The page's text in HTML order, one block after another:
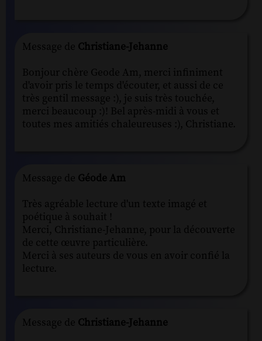
Message de Christiane-Jehanne
Bonjour chère Geode Am, merci infiniment
d'avoir pris le temps d'écouter, et aussi de ce
très gentil message :), je suis très touchée,
merci beaucoup :)! Bel après-midi à vous et
toutes mes amitiés chaleureuses :), Christiane.
Message de Géode Am
Très agréable lecture d'un texte imagé et
poétique à souhait !
Merci, Christiane-Jehanne, pour la découverte
de cette œuvre particulière.
Merci à ses auteurs de vous en avoir confié la
lecture.
Message de Christiane-Jehanne